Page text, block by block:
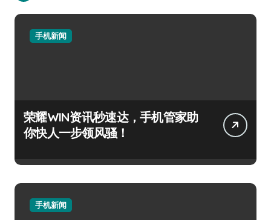
手机新闻
荣耀WIN资讯秒速达，手机管家助
你快人一步领风骚！
手机新闻